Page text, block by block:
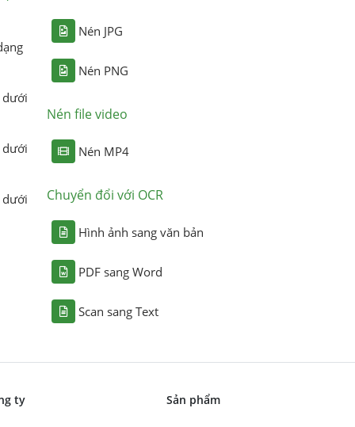
dưới
dưới
dưới
Nén JPG
Nén PNG
Nén file video
Nén MP4
Chuyển đổi với OCR
Hình ảnh sang văn bản
PDF sang Word
Scan sang Text
ty Sản phẩm